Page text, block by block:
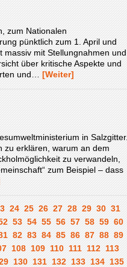
zum Nationalen
pünktlich zum 1. April und
massiv mit Stellungnahmen und
über kritische Aspekte und
und… [Weiter]
in Salzgitter.
zu erklären, warum an dem
zu verwandeln,
zum Beispiel – dass
24 25 26 27 28 29 30 31
53 54 55 56 57 58 59 60
82 83 84 85 86 87 88 89
108 109 110 111 112 113
130 131 132 133 134 135